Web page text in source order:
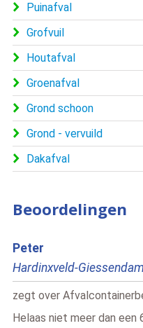
Puinafval
Grofvuil
Houtafval
Groenafval
Grond schoon
Grond - vervuild
Dakafval
Beoordelingen
Bert
Pesse
zegt over
Snelle vlotte service ,